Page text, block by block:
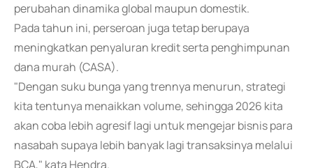
perubahan dinamika global maupun domestik.
Pada tahun ini, perseroan juga tetap berupaya
meningkatkan penyaluran kredit serta penghimpunan
dana murah (CASA).
"Dengan suku bunga yang trennya menurun, strategi
kita tentunya menaikkan volume, sehingga 2026 kita
akan coba lebih agresif lagi untuk mengejar bisnis para
nasabah supaya lebih banyak lagi transaksinya melalui
BCA," kata Hendra.